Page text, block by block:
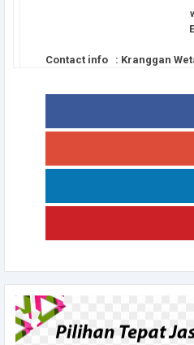
Contact info : Kranggan